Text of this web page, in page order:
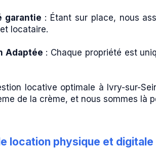
garantie : Étant sur place, nous
locataire.
Adaptée : Chaque propriété est
locative optimale à Ivry-sur-
de la crème, et nous sommes là
location physique et